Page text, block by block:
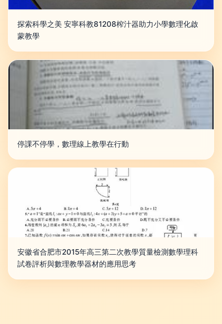
探索科學之美 安寧科教81208榨汁器助力小學數理化啟
蒙教學
停課不停學，數理線上教學在行動
安徽省合肥市2015年高三第二次教學質量檢測數學理科
試卷評析與數理教學器材的應用思考